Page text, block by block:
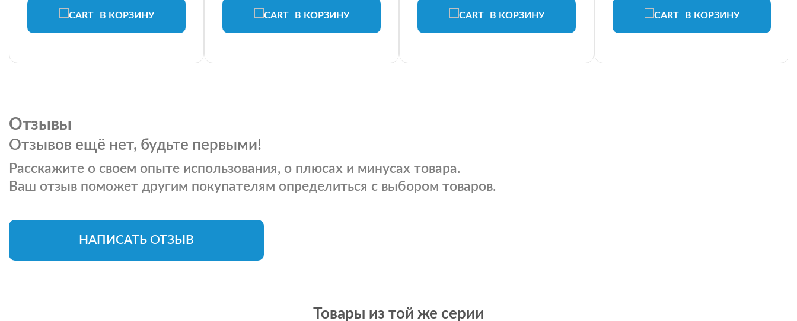
В КОРЗИНУ В КОРЗИНУ В КОРЗИНУ В КОРЗИНУ
Отзывы
Отзывов ещё нет, будьте первыми!
Расскажите о своем опыте использования, о плюсах и минусах товара.
Ваш отзыв поможет другим покупателям определиться с выбором товаров.
НАПИСАТЬ ОТЗЫВ
Товары из той же серии